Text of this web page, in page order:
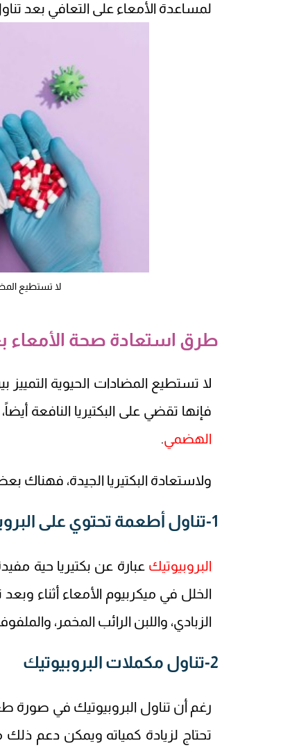
لمساعدة الأمعاء على التعافي بعد
لا تستطيع
طرق استعادة صحة الأمعاء
لا تستطيع المضادات الحيوية التمييز بين
فإنها تقضي على البكتيريا النافعة
الهضمي.
ولاستعادة البكتيريا الجيدة، فهناك
1-تناول أطعمة تحتوي على البروبيوتيك
البروبيوتيك عبارة عن بكتيريا حية
الخلل في ميكربيوم الأمعاء أثناء
الزبادي، واللبن الرائب المخمر،
2-تناول مكملات البروبيوتيك
رغم أن تناول البروبيوتيك في
تحتاج لزيادة كمياته ويمكن دعم